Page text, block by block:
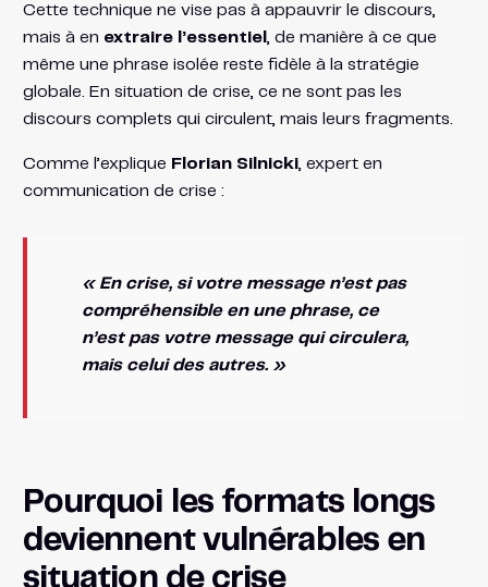
Cette technique ne vise pas à appauvrir le discours,
mais à en extraire l’essentiel
, de manière à ce que
même une phrase isolée reste fidèle à la stratégie
globale. En situation de crise, ce ne sont pas les
discours complets qui circulent, mais leurs fragments.
Comme l’explique Florian Silnicki, expert en
communication de crise :
« En crise, si votre message n’est pas
compréhensible en une phrase, ce
n’est pas votre message qui circulera,
mais celui des autres. »
Pourquoi les formats longs
deviennent vulnérables en
situation de crise